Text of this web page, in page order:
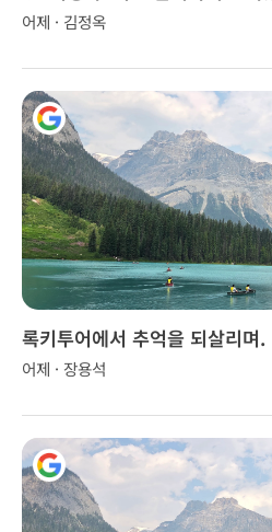
어제 · 김정옥
록키투어에서 추억을 되살리며.
어제 · 장용석